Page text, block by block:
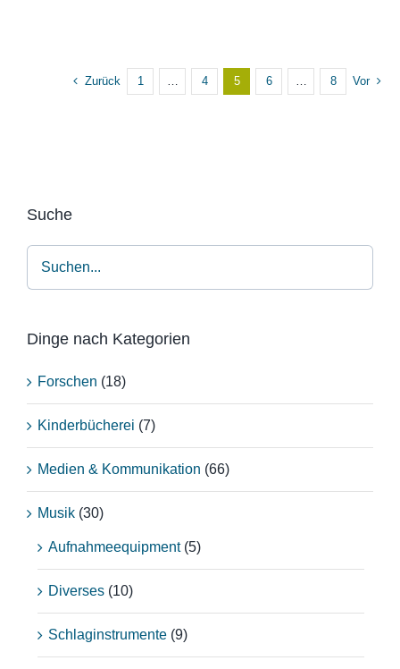
Zurück 1 … 4 5 6 … 8 Vor
Suche
Dinge nach Kategorien
Forschen (18)
Kinderbücherei (7)
Medien & Kommunikation (66)
Musik (30)
Aufnahmeequipment (5)
Diverses (10)
Schlaginstrumente (9)